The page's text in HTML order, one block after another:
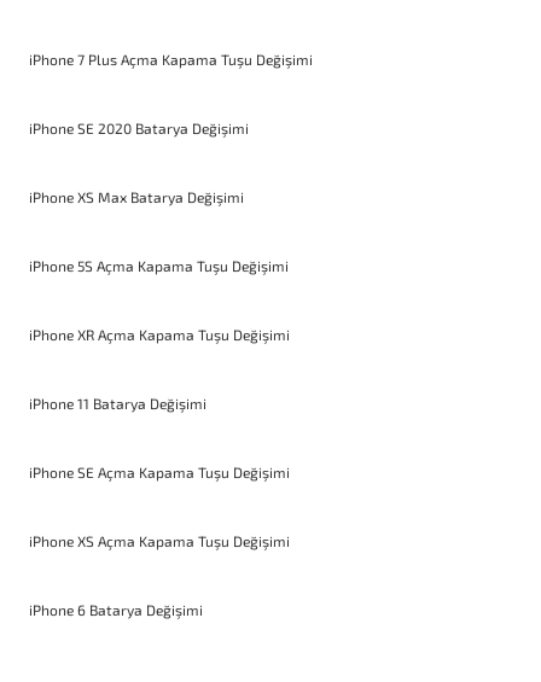
iPhone 7 Plus Açma Kapama Tuşu Değişimi
iPhone SE 2020 Batarya Değişimi
iPhone XS Max Batarya Değişimi
iPhone 5S Açma Kapama Tuşu Değişimi
iPhone XR Açma Kapama Tuşu Değişimi
iPhone 11 Batarya Değişimi
iPhone SE Açma Kapama Tuşu Değişimi
iPhone XS Açma Kapama Tuşu Değişimi
iPhone 6 Batarya Değişimi